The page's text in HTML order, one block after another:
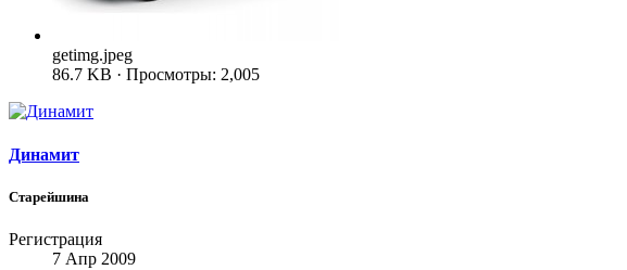
getimg.jpeg
86.7 KB · Просмотры: 2,005
Динамит
Старейшина
Регистрация
7 Апр 2009